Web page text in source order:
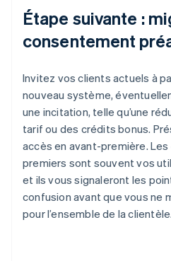
Étape suivante :
consentement
Invitez vos clients actuels à
nouveau système,
une incitation, telle qu’une
tarif ou des crédits bonus.
accès en avant-première.
premiers sont souvent vos
et ils vous signaleront les
confusion avant que vous ne
pour l’ensemble de la clientèle.